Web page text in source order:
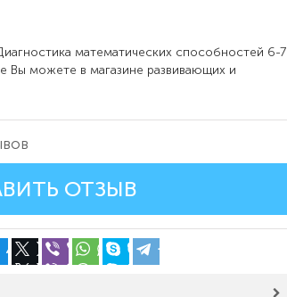
математических способностей 6-7
Вы можете в магазине развивающих и
ОТЗЫВ